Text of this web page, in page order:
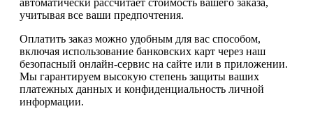
учитывая все ваши предпочтения.
Оплатить заказ можно удобным для вас способом,
включая использование банковских карт через наш
безопасный онлайн-сервис на сайте или в приложении.
Мы гарантируем высокую степень защиты ваших
платежных данных и конфиденциальность личной
информации.